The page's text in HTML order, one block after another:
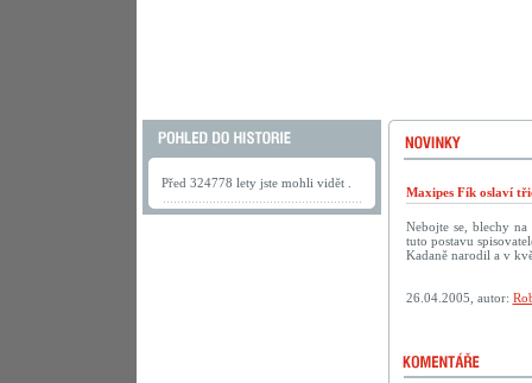
Před 324778 lety jste mohli vidět .
Maxipes Fík oslaví
Nebojte se, blechy
tuto postavu
Kadaně narodil a v
26.04.2005, autor: